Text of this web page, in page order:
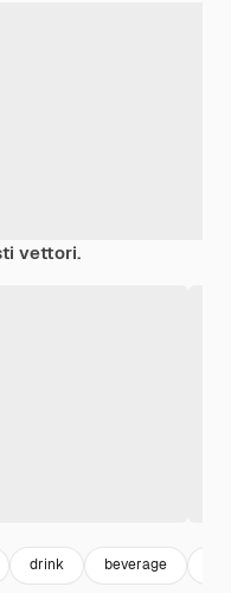
vettori.
drink beverage